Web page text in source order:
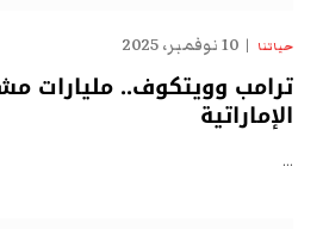
حياتنا 10 نوفمبر، 2025
ترامب وويتكوف.. مليارات
الإماراتية
…